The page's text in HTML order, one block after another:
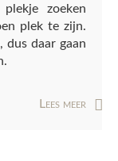
zoeken
plek te zijn.
dus daar gaan
Lees meer